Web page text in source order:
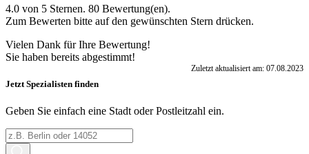
4.0 von 5 Sternen. 80 Bewertung(en).
Zum Bewerten bitte auf den gewünschten Stern drücken.
Vielen Dank für Ihre Bewertung!
Sie haben bereits abgestimmt!
Zuletzt aktualisiert am: 07.08.2023
Jetzt Spezialisten finden
Geben Sie einfach eine Stadt oder Postleitzahl ein.